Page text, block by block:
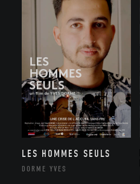
LES HOMMES SEULS
DORME YVES